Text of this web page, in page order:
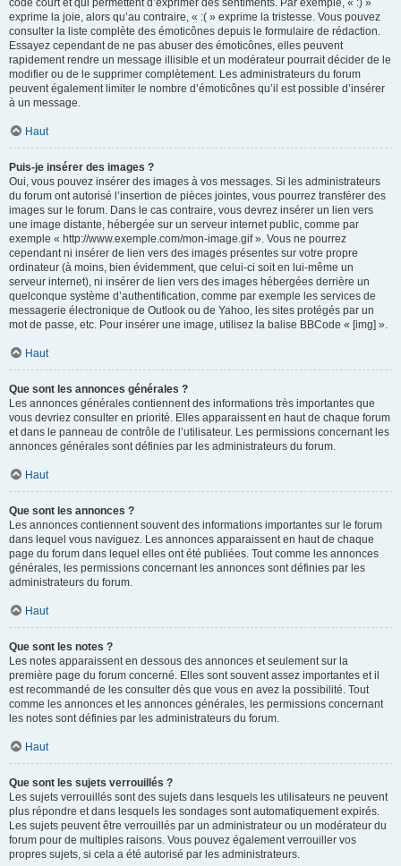
code court et qui permettent d’exprimer des sentiments. Par exemple, « :) »
exprime la joie, alors qu’au contraire, « :( » exprime la tristesse. Vous pouvez
consulter la liste complète des émoticônes depuis le formulaire de rédaction.
Essayez cependant de ne pas abuser des émoticônes, elles peuvent
rapidement rendre un message illisible et un modérateur pourrait décider de le
modifier ou de le supprimer complètement. Les administrateurs du forum
peuvent également limiter le nombre d’émoticônes qu’il est possible d’insérer
à un message.
Haut
Puis-je insérer des images ?
Oui, vous pouvez insérer des images à vos messages. Si les administrateurs
du forum ont autorisé l’insertion de pièces jointes, vous pourrez transférer des
images sur le forum. Dans le cas contraire, vous devrez insérer un lien vers
une image distante, hébergée sur un serveur internet public, comme par
exemple « http://www.exemple.com/mon-image.gif ». Vous ne pourrez
cependant ni insérer de lien vers des images présentes sur votre propre
ordinateur (à moins, bien évidemment, que celui-ci soit en lui-même un
serveur internet), ni insérer de lien vers des images hébergées derrière un
quelconque système d’authentification, comme par exemple les services de
messagerie électronique de Outlook ou de Yahoo, les sites protégés par un
mot de passe, etc. Pour insérer une image, utilisez la balise BBCode « [img] ».
Haut
Que sont les annonces générales ?
Les annonces générales contiennent des informations très importantes que
vous devriez consulter en priorité. Elles apparaissent en haut de chaque forum
et dans le panneau de contrôle de l’utilisateur. Les permissions concernant les
annonces générales sont définies par les administrateurs du forum.
Haut
Que sont les annonces ?
Les annonces contiennent souvent des informations importantes sur le forum
dans lequel vous naviguez. Les annonces apparaissent en haut de chaque
page du forum dans lequel elles ont été publiées. Tout comme les annonces
générales, les permissions concernant les annonces sont définies par les
administrateurs du forum.
Haut
Que sont les notes ?
Les notes apparaissent en dessous des annonces et seulement sur la
première page du forum concerné. Elles sont souvent assez importantes et il
est recommandé de les consulter dès que vous en avez la possibilité. Tout
comme les annonces et les annonces générales, les permissions concernant
les notes sont définies par les administrateurs du forum.
Haut
Que sont les sujets verrouillés ?
Les sujets verrouillés sont des sujets dans lesquels les utilisateurs ne peuvent
plus répondre et dans lesquels les sondages sont automatiquement expirés.
Les sujets peuvent être verrouillés par un administrateur ou un modérateur du
forum pour de multiples raisons. Vous pouvez également verrouiller vos
propres sujets, si cela a été autorisé par les administrateurs.